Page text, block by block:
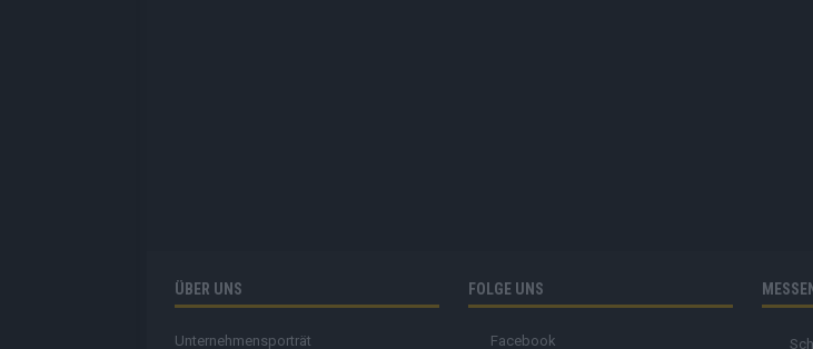
ÜBER UNS
Unternehmensporträt
FOLGE UNS
Facebook